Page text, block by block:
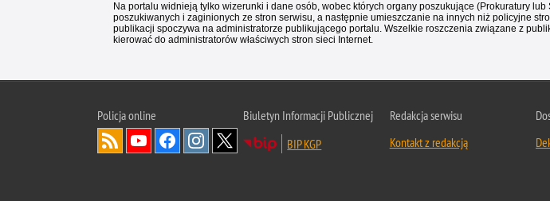
Na portalu widnieją tylko wizerunki i dane osób, wobec których organy poszukujące (Prokuratury
poszukiwanych i zaginionych ze stron serwisu, a następnie umieszczanie na innych niż policyjne
publikacji spoczywa na administratorze publikującego portalu. Wszelkie roszczenia związane z
kierować do administratorów właściwych stron sieci Internet.
Policjaonline
Biuletyn Informacji Publicznej
BIP KGP
Redakcja serwisu
Kontakt z redakcją